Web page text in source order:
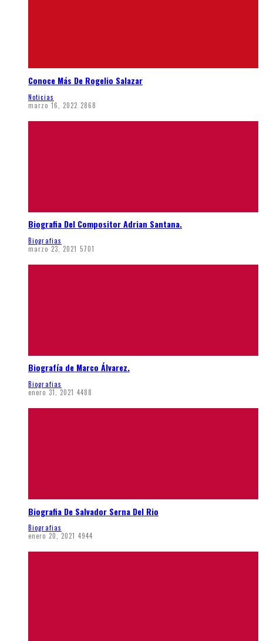
Conoce Más De Rogelio Salazar
Noticias
marzo 16, 2022 2868
Biografia Del Compositor Adrian Santana.
Biografias
marzo 23, 2021 5701
Biografía de Marco Álvarez.
Biografias
enero 31, 2021 4488
Biografia De Salvador Serna Del Rio
Biografias
enero 20, 2021 4944